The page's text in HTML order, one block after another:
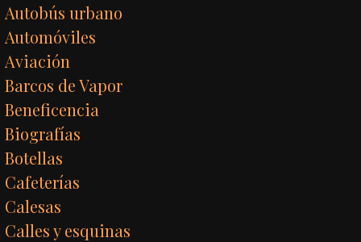
Autobús urbano
Automóviles
Aviación
Barcos de Vapor
Beneficencia
Biografías
Botellas
Cafeterías
Calesas
Calles y esquinas